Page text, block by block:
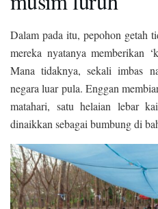
Dalam pada itu, pepohon getah
mereka nyatanya memberikan
Mana tidaknya, sekali imbas
negara luar pula. Enggan
matahari, satu helaian lebar
dinaikkan sebagai bumbung di